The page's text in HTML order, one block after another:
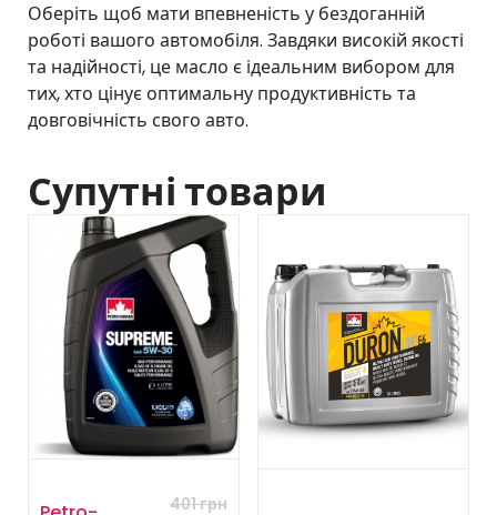
Оберіть щоб мати впевненість у бездоганній
роботі вашого автомобіля. Завдяки високій якості
та надійності, це масло є ідеальним вибором для
тих, хто цінує оптимальну продуктивність та
довговічність свого авто.
Супутні товари
401грн